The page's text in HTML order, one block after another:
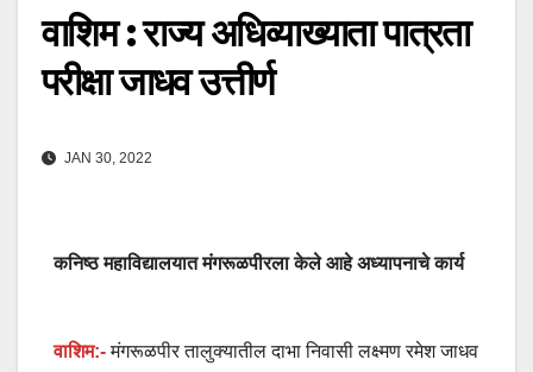
वाशिम : राज्य अधिव्याख्याता पात्रता
परीक्षा जाधव उत्तीर्ण
JAN 30, 2022
कनिष्ठ महाविद्यालयात मंगरूळपीरला केले आहे अध्यापनाचे कार्य
वाशिम:-मंगरूळपीर तालुक्यातील दाभा निवासी लक्ष्मण रमेश जाधव